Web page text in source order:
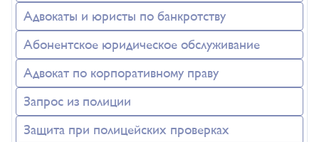
Адвокаты и юристы по банкротству
Абонентское юридическое обслуживание
Адвокат по корпоративному праву
Запрос из полиции
Защита при полицейских проверках